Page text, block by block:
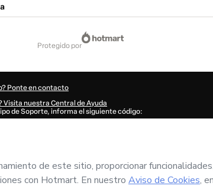
protegido por
Ponte en contacto
nuestra Central de Ayuda
de Soporte, informa el siguiente código:
LLCy no tiene responsabilidad por el contenido y/o control
tutor legal.